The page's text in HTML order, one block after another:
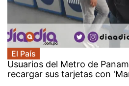
El País
Usuarios del Metro de
recargar sus tarjetas con